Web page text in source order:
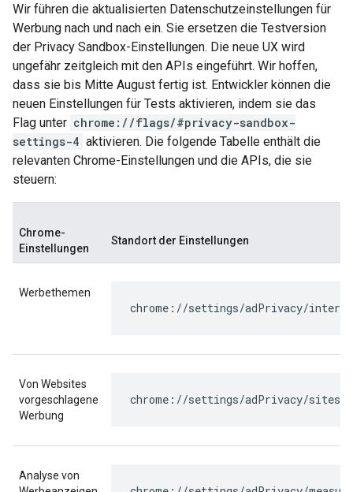
Wir führen die aktualisierten Datenschutzeinstellungen für
Werbung nach und nach ein. Sie ersetzen die Testversion
der Privacy Sandbox-Einstellungen. Die neue UX wird
ungefähr zeitgleich mit den APIs eingeführt. Wir hoffen,
dass sie bis Mitte August fertig ist. Entwickler können die
neuen Einstellungen für Tests aktivieren, indem sie das
Flag unter chrome://flags/#privacy-sandbox-
settings-4 aktivieren. Die folgende Tabelle enthält die
relevanten Chrome-Einstellungen und die APIs, die sie
steuern:
Chrome-
Einstellungen
Standort der Einstellungen
Werbethemen
Von Websites
vorgeschlagene
Werbung
Analyse von